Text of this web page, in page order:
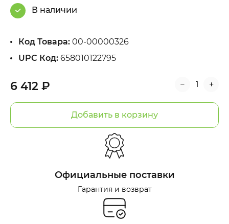
6 412 ₽
Добавить в корзину
В наличии
Код Товара: 00-00000326
UPC Код: 658010122795
Официальные поставки
Гарантия и возврат